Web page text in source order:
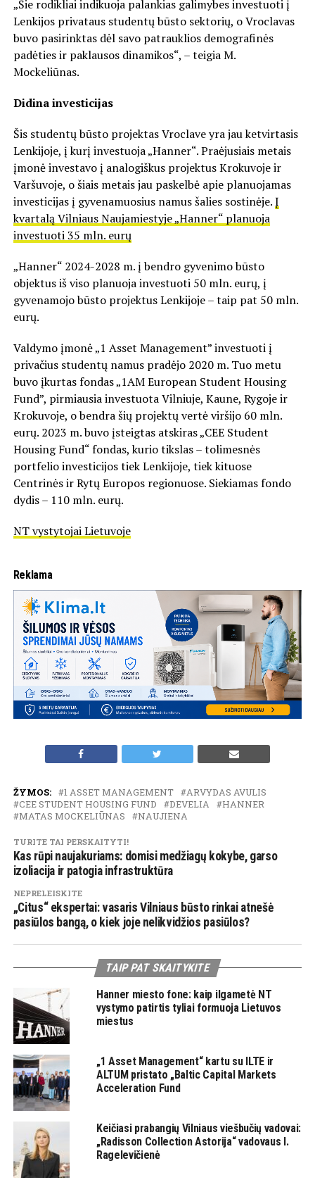
„Šie rodikliai indikuoja palankias galimybes investuoti į
Lenkijos privataus studentų būsto sektorių, o Vroclavas
buvo pasirinktas dėl savo patrauklios demografinės
padėties ir paklausos dinamikos“, – teigia M.
Mockeliūnas.
Didina investicijas
Šis studentų būsto projektas Vroclave yra jau ketvirtasis
Lenkijoje, į kurį investuoja „Hanner“. Praėjusiais metais
įmonė investavo į analogiškus projektus Krokuvoje ir
Varšuvoje, o šiais metais jau paskelbė apie planuojamas
investicijas į gyvenamuosius namus šalies sostinėje.Į
kvartalą Vilniaus Naujamiestyje „Hanner“ planuoja
investuoti 35 mln. eurų
„Hanner“ 2024-2028 m. į bendro gyvenimo būsto
objektus iš viso planuoja investuoti 50 mln. eurų, į
gyvenamojo būsto projektus Lenkijoje – taip pat 50 mln.
eurų.
Valdymo įmonė „1 Asset Management” investuoti į
privačius studentų namus pradėjo 2020 m. Tuo metu
buvo įkurtas fondas „1AM European Student Housing
Fund”, pirmiausia investuota Vilniuje, Kaune, Rygoje ir
Krokuvoje, o bendra šių projektų vertė viršijo 60 mln.
eurų. 2023 m. buvo įsteigtas atskiras „CEE Student
Housing Fund“ fondas, kurio tikslas – tolimesnės
portfelio investicijos tiek Lenkijoje, tiek kituose
Centrinės ir Rytų Europos regionuose. Siekiamas fondo
dydis – 110 mln. eurų.
NT vystytojai Lietuvoje
Reklama
ŽYMOS: 1 ASSET MANAGEMENT
ARVYDAS AVULIS
CEE STUDENT HOUSING FUND
DEVELIA
HANNER
MATAS MOCKELIŪNAS
NAUJIENA
TURITE TAI PERSKAITYTI!
Kas rūpi naujakuriams: domisi medžiagų kokybe, garso
izoliacija ir patogia infrastruktūra
NEPRELEISKITE
„Citus“ ekspertai: vasaris Vilniaus būsto rinkai atnešė
pasiūlos bangą, o kiek joje nelikvidžios pasiūlos?
TAIP PAT SKAITYKITE
Hanner miesto fone: kaip ilgametė NT
vystymo patirtis tyliai formuoja Lietuvos
miestus
„1 Asset Management“ kartu su ILTE ir
ALTUM pristato „Baltic Capital Markets
Acceleration Fund
Keičiasi prabangių Vilniaus viešbučių vadovai:
„Radisson Collection Astorija“ vadovaus I.
Ragelevičienė